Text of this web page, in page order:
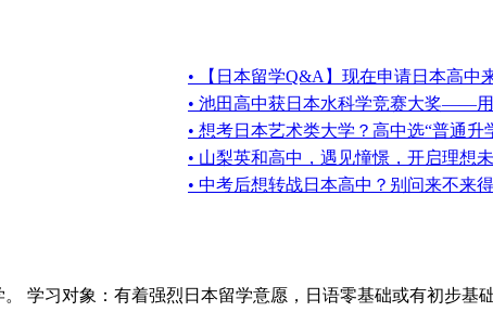
• 【日本留学Q&A】现在申请日本高中
• 池田高中获日本水科学竞赛大奖——用
• 想考日本艺术类大学？高中选“普通升
• 山梨英和高中，遇见憧憬，开启理想
• 中考后想转战日本高中？别问来不来
学习对象：有着强烈日本留学意愿，日语零基础或有初步基